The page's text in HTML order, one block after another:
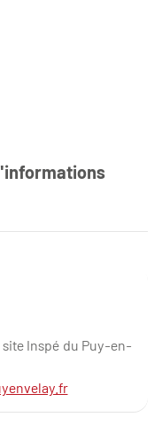
Inspé du Puy-en-